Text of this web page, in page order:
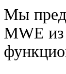
Мы
MWE